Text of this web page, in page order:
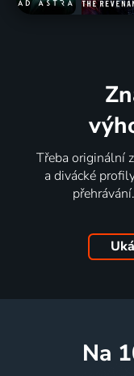
Třeba originální
a divácké
na